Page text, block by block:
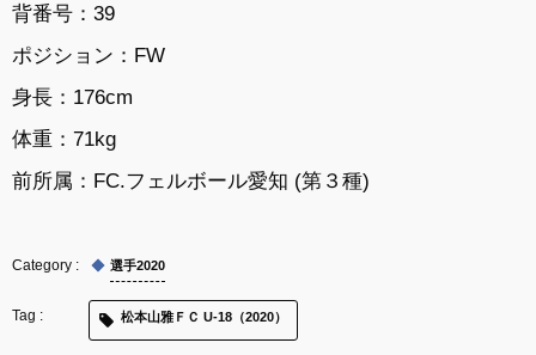
背番号：39
ポジション：FW
身長：176cm
体重：71kg
前所属： FC.フェルボール愛知 (第３種)
選手2020
松本山雅ＦＣ U-18（2020）